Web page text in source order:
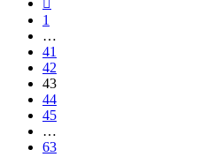
1
…
41
42
43
44
45
…
63